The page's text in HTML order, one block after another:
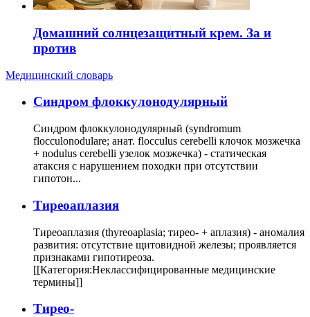
Домашний солнцезащитный крем. За и
против
Медицинский словарь
Cиндром флоккулонодулярный
Синдром флоккулонодулярный (syndromum
flocculonodulare; анат. flocculus cerebelli клочок мозжечка
+ nodulus cerebelli узелок мозжечка) - статическая
атаксия с нарушением походки при отсутствии
гипотон...
Тиреоаплазия
Тиреоаплазия (thyreoaplasia; тирео- + аплазия) - аномалия
развития: отсутствие щитовидной железы; проявляется
признаками гипотиреоза.
[[Категория:Неклассифицированные медицинские
термины]]
Тирео-